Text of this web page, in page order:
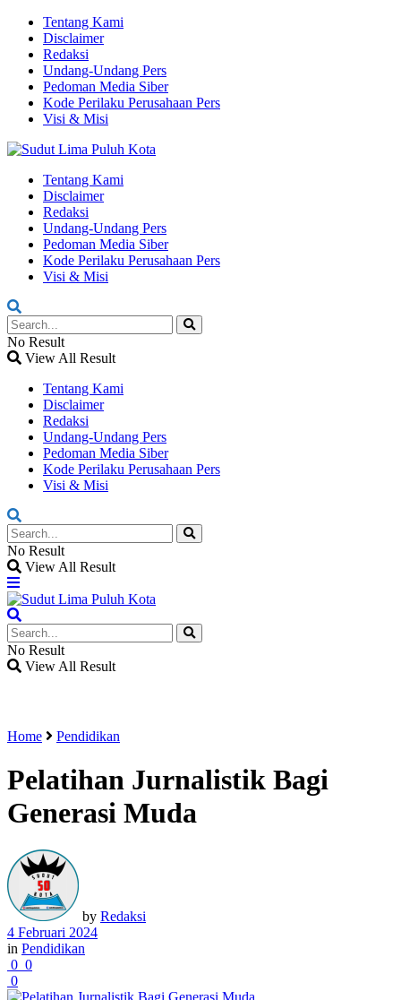
Tentang Kami
Disclaimer
Redaksi
Undang-Undang Pers
Pedoman Media Siber
Kode Perilaku Perusahaan Pers
Visi & Misi
Tentang Kami
Disclaimer
Redaksi
Undang-Undang Pers
Pedoman Media Siber
Kode Perilaku Perusahaan Pers
Visi & Misi
No Result
View All Result
Tentang Kami
Disclaimer
Redaksi
Undang-Undang Pers
Pedoman Media Siber
Kode Perilaku Perusahaan Pers
Visi & Misi
No Result
View All Result
No Result
View All Result
Home Pendidikan
Pelatihan Jurnalistik Bagi
Generasi Muda
by Redaksi
4 Februari 2024
in Pendidikan
0 0
0